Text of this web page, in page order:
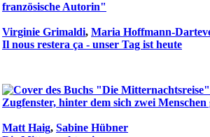
Virginie Grimaldi, Maria Hoffmann-
Il nous restera ça - unser Tag ist heute
Matt Haig, Sabine Hübner